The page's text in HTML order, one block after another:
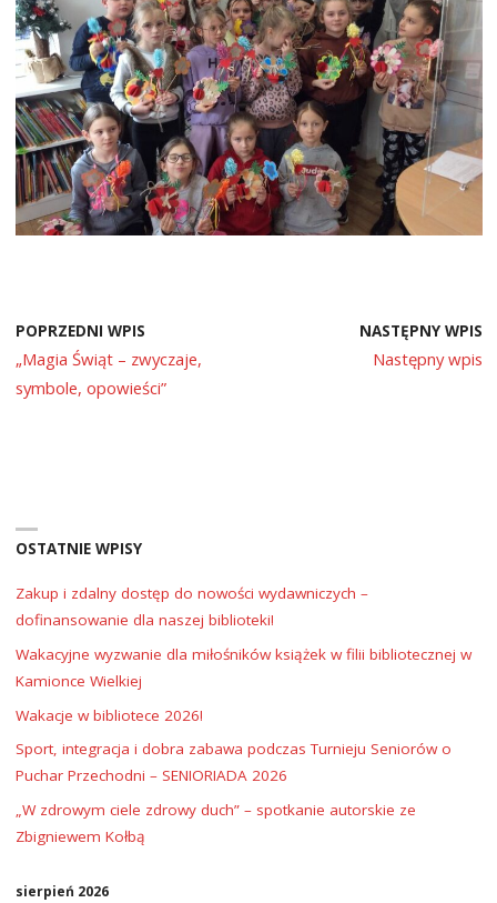
POPRZEDNI WPIS
„Magia Świąt – zwyczaje,
symbole, opowieści”
NASTĘPNY WPIS
Następny wpis
OSTATNIE WPISY
Zakup i zdalny dostęp do nowości wydawniczych –
dofinansowanie dla naszej biblioteki!
Wakacyjne wyzwanie dla miłośników książek w filii bibliotecznej w
Kamionce Wielkiej
Wakacje w bibliotece 2026!
Sport, integracja i dobra zabawa podczas Turnieju Seniorów o
Puchar Przechodni – SENIORIADA 2026
„W zdrowym ciele zdrowy duch” – spotkanie autorskie ze
Zbigniewem Kołbą
sierpień 2026